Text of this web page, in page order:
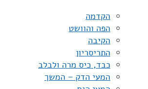
הקדמה
הפה והוושט
הקיבה
התריסריון
כבד, כיס מרה ולבלב
המעי הדק – המשך